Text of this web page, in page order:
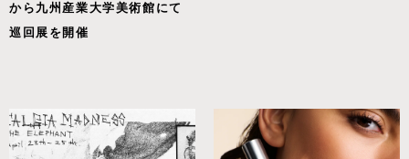
から九州産業大学美術館にて
巡回展を開催